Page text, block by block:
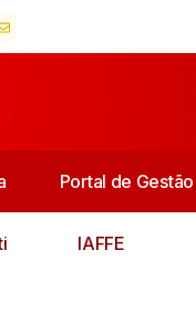
Portal de Gestão
IAFFE